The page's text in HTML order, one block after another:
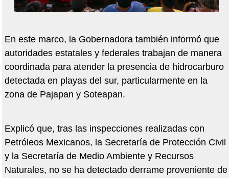
En este marco, la Gobernadora también informó que
autoridades estatales y federales trabajan de manera
coordinada para atender la presencia de hidrocarburo
detectada en playas del sur, particularmente en la
zona de Pajapan y Soteapan.
Explicó que, tras las inspecciones realizadas con
Petróleos Mexicanos, la Secretaría de Protección Civil
y la Secretaría de Medio Ambiente y Recursos
Naturales, no se ha detectado derrame proveniente de